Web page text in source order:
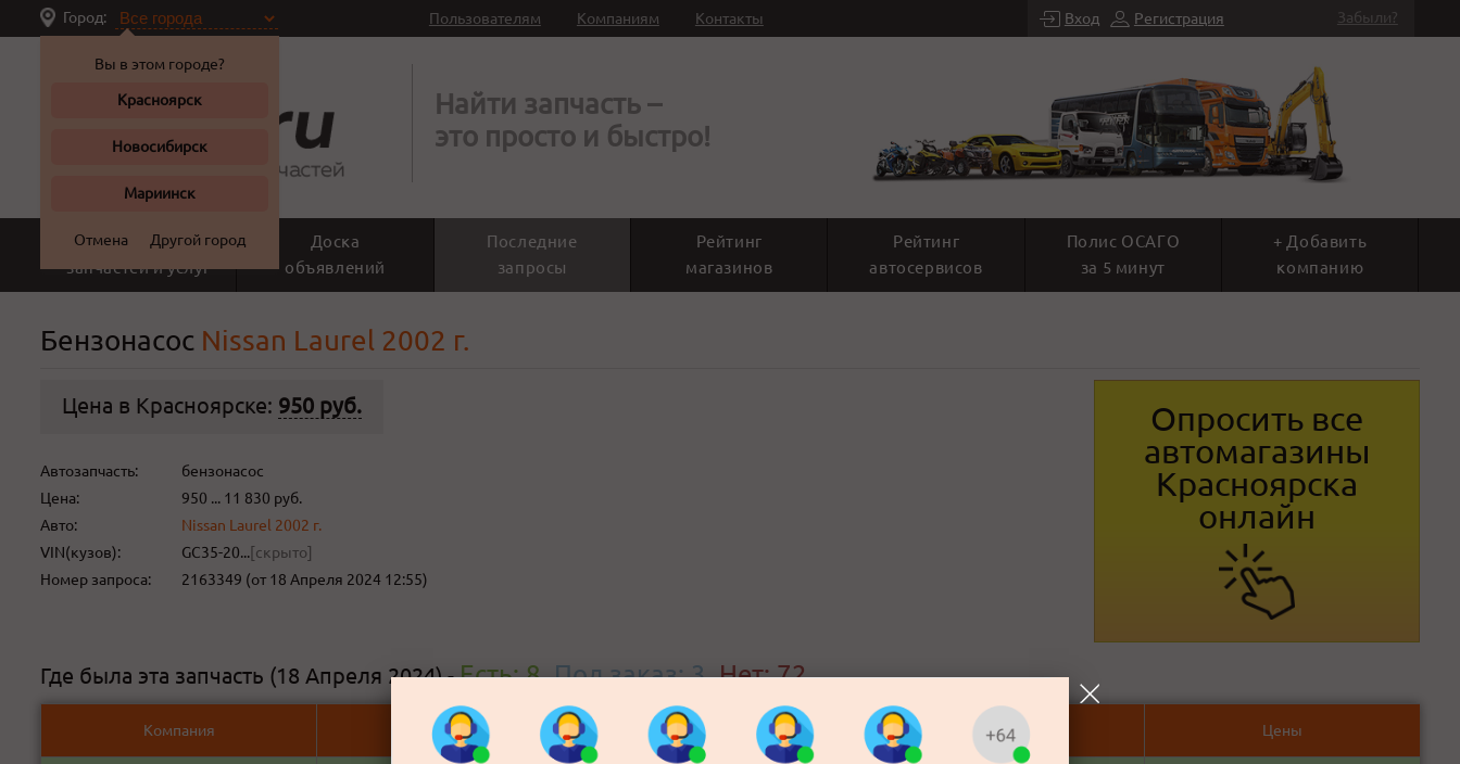
Город:
Вы в этом городе?
Красноярск
Новосибирск
Мариинск
Отмена Другой город
Пользователям Компаниям Контакты Вход Регистрация Забыли?
Найти запчасть –
это просто и быстро!
Поиск
запчастей и услуг
Доска
объявлений
Последние
запросы
Рейтинг
магазинов
Рейтинг
автосервисов
Полис ОСАГО
за 5 минут
+ Добавить
компанию
Бензонасос Nissan Laurel 2002 г.
Цена в Красноярске: 950 руб.
Автозапчасть:
бензонасос
Цена:
950 ... 11 830 руб.
Авто:
Nissan Laurel 2002 г.
VIN(кузов):
GC35-20...[скрыто]
Номер запроса:
2163349 (от 18 Апреля 2024 12:55)
Опросить все
автомагазины
Красноярска
онлайн
Где была эта запчасть (18 Апреля 2024) -Есть: 8,Под заказ: 3,Нет: 72
Компания Адрес Телефон Ответ Цены